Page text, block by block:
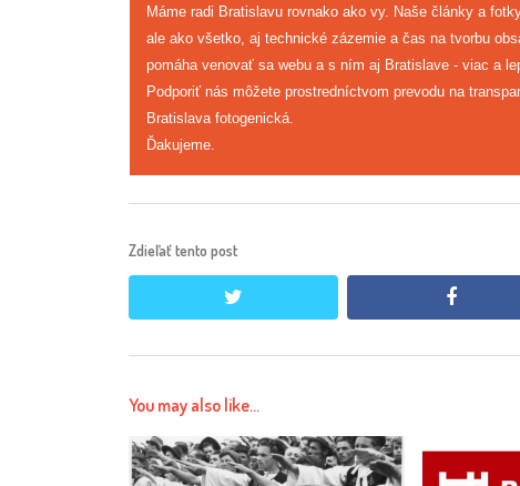
Máme radi Bratislavu rovnako ako vy. Naše články a
ale ako všetko, aj technické zázemie a čas na tvorbu
pomáha venovať sa webu a s ním aj Bratislave - viac a
Podporiť nás môžete prostredníctvom prevodu na
Bratislava fotogenická.
Ďakujeme.
Zdieľať tento post
twitter
You may also like...